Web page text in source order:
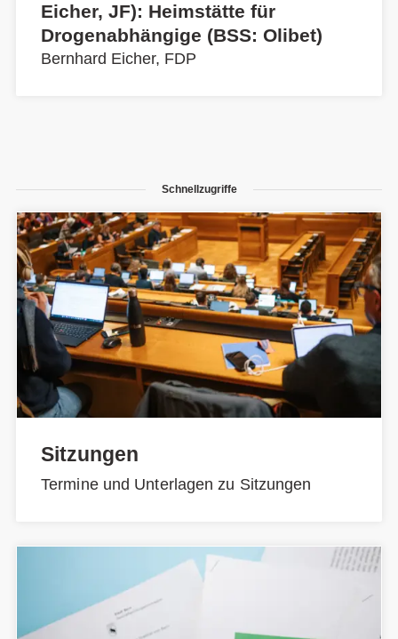
Eicher, JF): Heimstätte für
Drogenabhängige (BSS: Olibet)
Bernhard Eicher, FDP
Schnellzugriffe
Sitzungen
Termine und Unterlagen zu Sitzungen